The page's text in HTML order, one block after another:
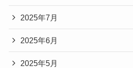
2025年7月
2025年6月
2025年5月